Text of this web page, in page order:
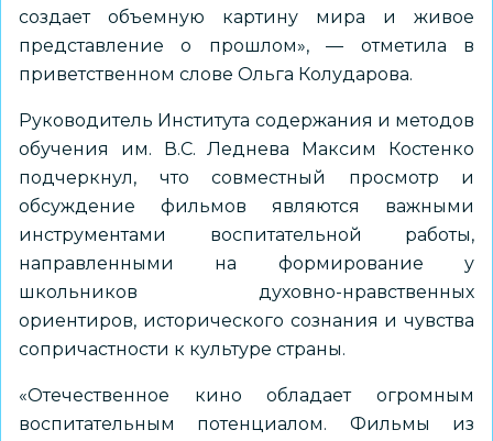
создает объемную картину мира и живое
представление о прошлом», — отметила в
приветственном слове Ольга Колударова.
Руководитель Института содержания и методов
обучения им. В.С. Леднева Максим Костенко
подчеркнул, что совместный просмотр и
обсуждение фильмов являются важными
инструментами воспитательной работы,
направленными на формирование у
школьников духовно-нравственных
ориентиров, исторического сознания и чувства
сопричастности к культуре страны.
«Отечественное кино обладает огромным
воспитательным потенциалом. Фильмы из